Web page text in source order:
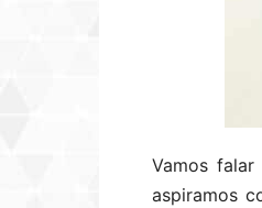
Vamos
aspiramos